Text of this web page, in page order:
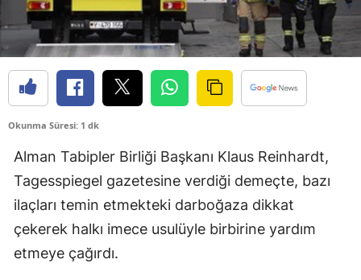
Çorum
Denizli
Diyarbakır
Erzincan
Erzurum
Okunma Süresi: 1 dk
Alman Tabipler Birliği Başkanı Klaus Reinhardt,
Tagesspiegel gazetesine verdiği demeçte, bazı
ilaçları temin etmekteki darboğaza dikkat
çekerek halkı imece usulüyle birbirine yardım
etmeye çağırdı.